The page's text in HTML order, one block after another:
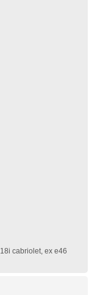
cabriolet, ex e46